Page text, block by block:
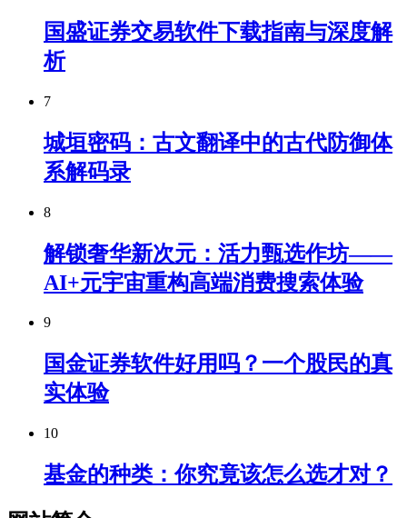
国盛证券交易软件下载指南与深度解
析
7
城垣密码：古文翻译中的古代防御体
系解码录
8
解锁奢华新次元：活力甄选作坊——
AI+元宇宙重构高端消费搜索体验
9
国金证券软件好用吗？一个股民的真
实体验
10
基金的种类：你究竟该怎么选才对？